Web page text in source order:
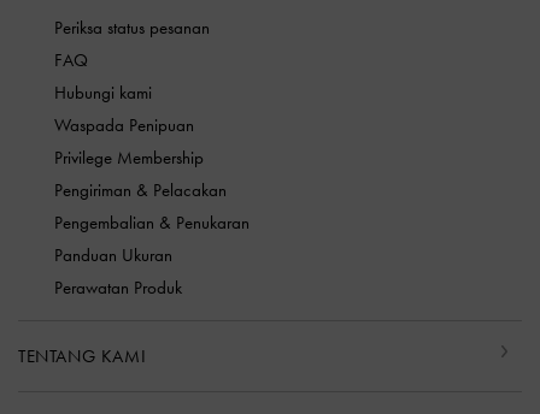
Periksa status pesanan
FAQ
Hubungi kami
Waspada Penipuan
Privilege Membership
Pengiriman & Pelacakan
Pengembalian & Penukaran
Panduan Ukuran
Perawatan Produk
TENTANG KAMI